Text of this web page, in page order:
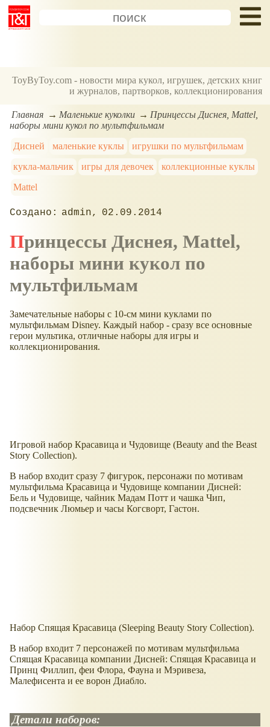
ToyByToy.com - новости мира кукол, игрушек, детских книг
и журналов, партворков, коллекционирования
Главная Маленькие куколки
Принцессы Диснея, Mattel,
наборы мини кукол по мультфильмам
Дисней
маленькие куклы
игрушки по мультфильмам
кукла-мальчик
игры для девочек
коллекционные куклы
Mattel
admin 02.09.2014
Принцессы Диснея, Mattel,
наборы мини кукол по
мультфильмам
Замечательные наборы с 10-см мини куклами по
мультфильмам Disney. Каждый набор - сразу все основные
герои мультика, отличные наборы для игры и
коллекционирования.
Игровой набор Красавица и Чудовище (Beauty and the Beast
Story Collection).
В набор входит сразу 7 фигурок, персонажи по мотивам
мультфильма Красавица и Чудовище компании Дисней:
Бель и Чудовище, чайник Мадам Потт и чашка Чип,
подсвечник Люмьер и часы Когсворт, Гастон.
Набор Спящая Красавица (Sleeping Beauty Story Collection).
В набор входит 7 персонажей по мотивам мультфильма
Спящая Красавица компании Дисней: Спящая Красавица и
Принц Филлип, феи Флора, Фауна и Мэривеза,
Малефисента и ее ворон Диабло.
Детали наборов: